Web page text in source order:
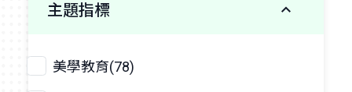
主題指標
美學教育(78)